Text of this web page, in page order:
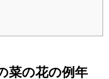
菜の花の例年